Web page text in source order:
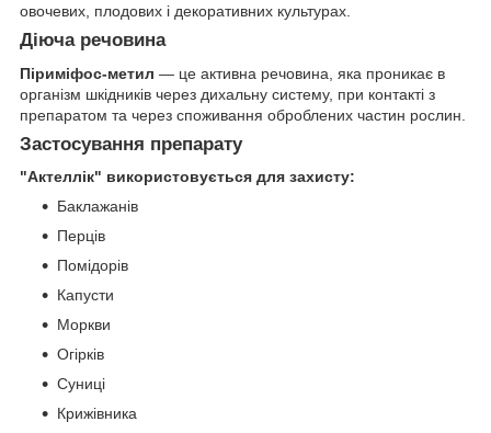
овочевих, плодових і декоративних культурах.
Діюча речовина
Піриміфос-метил — це активна речовина, яка проникає в
організм шкідників через дихальну систему, при контакті з
препаратом та через споживання оброблених частин рослин.
Застосування препарату
"Актеллік" використовується для захисту:
Баклажанів
Перців
Помідорів
Капусти
Моркви
Огірків
Суниці
Крижівника